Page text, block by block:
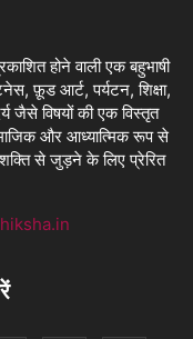
होने वाली एक बहुभाषी
फ़ूड आर्ट, पर्यटन, शिक्षा,
विषयों की एक विस्तृत
और आध्यात्मिक रूप से
से जुड़ने के लिए प्रेरित